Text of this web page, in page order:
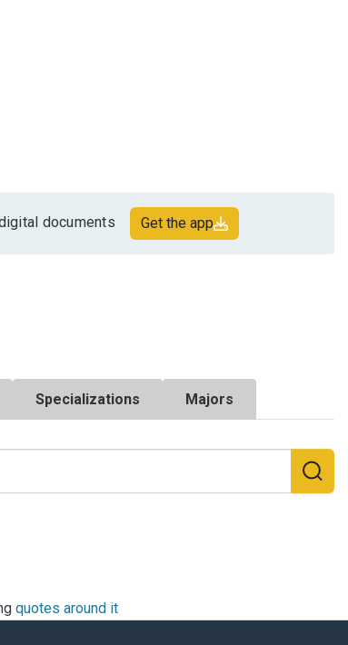
documents Get the app
Specializations Majors
quotes around it